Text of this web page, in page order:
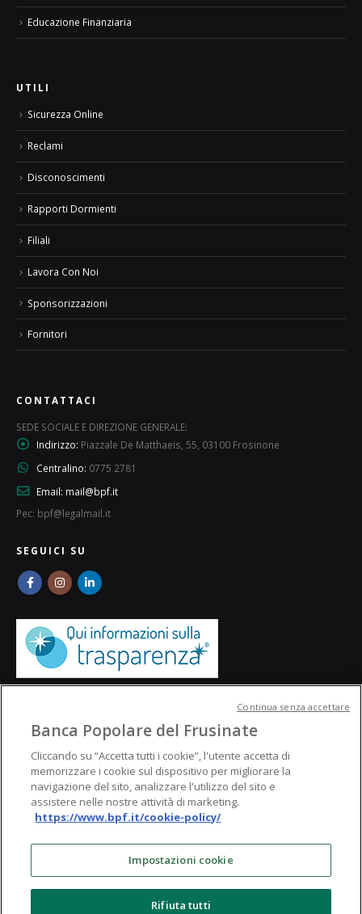
Educazione Finanziaria
UTILI
Sicurezza Online
Reclami
Disconoscimenti
Rapporti Dormienti
Filiali
Lavora Con Noi
Sponsorizzazioni
Fornitori
CONTATTACI
SEDE SOCIALE E DIREZIONE GENERALE:
Indirizzo: Piazzale De Matthaeis, 55, 03100 Frosinone
Centralino: 0775 2781
Email: mail@bpf.it
Pec: bpf@legalmail.it
SEGUICI SU
© Banca Popolare del Frusinate
Banca Popolare del Frusinate
Cliccando su “Accetta tutti i cookie”, l'utente accetta di
memorizzare i cookie sul dispositivo per migliorare la
navigazione del sito, analizzare l'utilizzo del sito e
assistere nelle nostre attività di marketing.
https://www.bpf.it/cookie-policy/
Impostazioni cookie
Rifiuta tutti
Continua senza accettare